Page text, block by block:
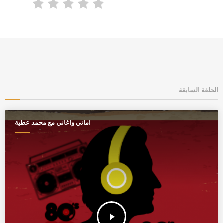
الحلقة السابقة
أماني وأغاني مع محمد عطية
play_arrow